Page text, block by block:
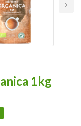
1kg